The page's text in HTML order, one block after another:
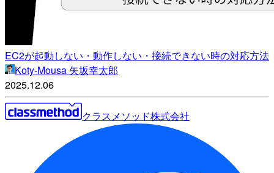
EC2が起動しない・動作しない・接続できない時の対応方法
Koty-Mousa 矢坂幸太郎
2025.12.06
クラスメソッド株式会社